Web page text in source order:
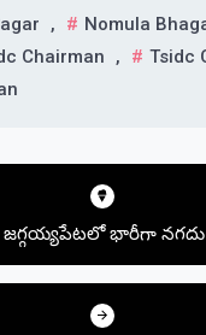
, Nomula
Chairman , Tsidc
జగ్గయ్యపేటలో భారీగా